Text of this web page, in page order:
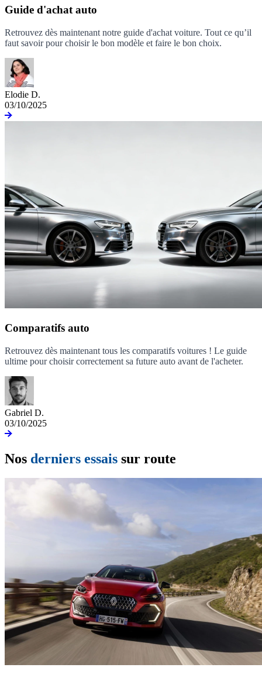
Guide d'achat auto
Retrouvez dès maintenant notre guide d'achat voiture. Tout ce qu’il
faut savoir pour choisir le bon modèle et faire le bon choix.
Elodie D.
03/10/2025
Comparatifs auto
Retrouvez dès maintenant tous les comparatifs voitures ! Le guide
ultime pour choisir correctement sa future auto avant de l'acheter.
Gabriel D.
03/10/2025
Nos derniers essais sur route